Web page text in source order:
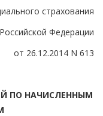
страхования
Российской Федерации
от 26.12.2014 N 613
ПО НАЧИСЛЕННЫМ